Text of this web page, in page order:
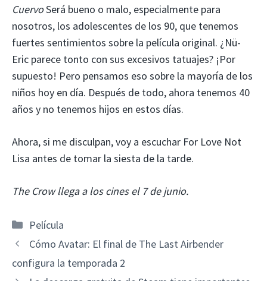
CuervoSerá bueno o malo, especialmente para
nosotros, los adolescentes de los 90, que tenemos
fuertes sentimientos sobre la película original. ¿Nü-
Eric parece tonto con sus excesivos tatuajes? ¡Por
supuesto! Pero pensamos eso sobre la mayoría de los
niños hoy en día. Después de todo, ahora tenemos 40
años y no tenemos hijos en estos días.
Ahora, si me disculpan, voy a escuchar For Love Not
Lisa antes de tomar la siesta de la tarde.
The Crow llega a los cines el 7 de junio.
Categorías
Película
Cómo Avatar: El final de The Last Airbender
configura la temporada 2